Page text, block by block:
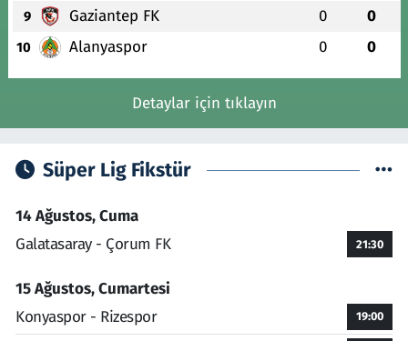
9 Gaziantep FK 0 0
10 Alanyaspor 0 0
Detaylar için tıklayın
Süper Lig Fikstür
14 Ağustos, Cuma
Galatasaray - Çorum FK
21:30
15 Ağustos, Cumartesi
Konyaspor - Rizespor
19:00